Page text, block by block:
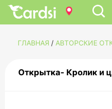
ГЛАВНАЯ / АВТОРСКИЕ
Открытка- Кролик и